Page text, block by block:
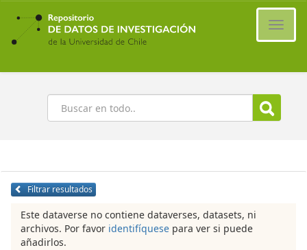
Ir
contenido
principal
Buscar
Filtrar resultados
Este dataverse no contiene dataverses, datasets, ni
archivos. Por favor identifíquese para ver si puede
añadirlos.